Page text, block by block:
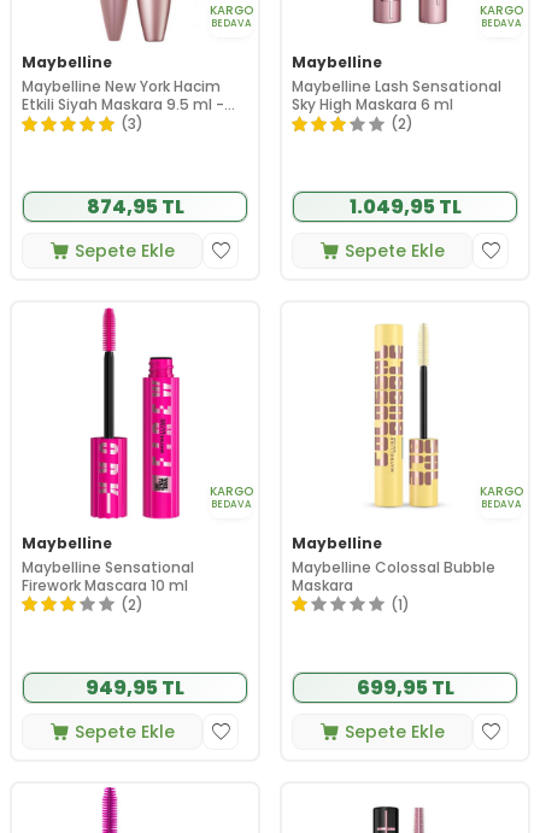
KARGO
BEDAVA
Maybelline
Maybelline New York Hacim
Etkili Siyah Maskara 9.5 ml -
Very Black
(3)
874,95 TL
Sepete Ekle
KARGO
BEDAVA
Maybelline
Maybelline Lash Sensational
Sky High Maskara 6 ml
(2)
1.049,95 TL
Sepete Ekle
KARGO
BEDAVA
Maybelline
Maybelline Sensational
Firework Mascara 10 ml
(2)
949,95 TL
Sepete Ekle
KARGO
BEDAVA
Maybelline
Maybelline Colossal Bubble
Maskara
(1)
699,95 TL
Sepete Ekle